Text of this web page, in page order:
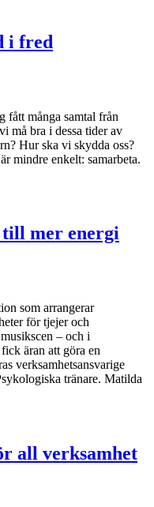
i fred
fått många samtal från
må bra i dessa tider av
Hur ska vi skydda oss?
mindre enkelt: samarbeta.
mer energi
som arrangerar
för tjejer och
– och i
äran att göra en
verksamhetsansvarige
tränare. Matilda
all verksamhet